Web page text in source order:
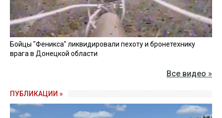
Бойцы "Феникса" ликвидировали пехоту и бронетехнику
врага в Донецкой области
Все видео »
ПУБЛИКАЦИИ »